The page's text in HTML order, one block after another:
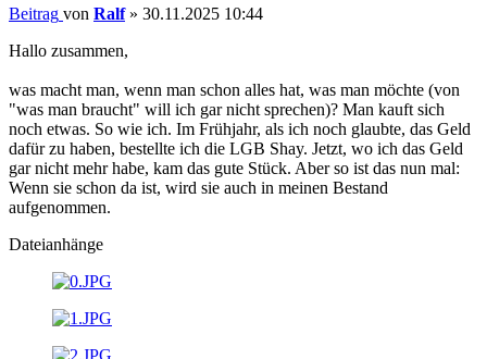
Beitrag von Ralf» 30.11.2025 10:44
Hallo zusammen,
was macht man, wenn man schon alles hat, was man möchte (von
"was man braucht" will ich gar nicht sprechen)? Man kauft sich
noch etwas. So wie ich. Im Frühjahr, als ich noch glaubte, das Geld
dafür zu haben, bestellte ich die LGB Shay. Jetzt, wo ich das Geld
gar nicht mehr habe, kam das gute Stück. Aber so ist das nun mal:
Wenn sie schon da ist, wird sie auch in meinen Bestand
aufgenommen.
Dateianhänge